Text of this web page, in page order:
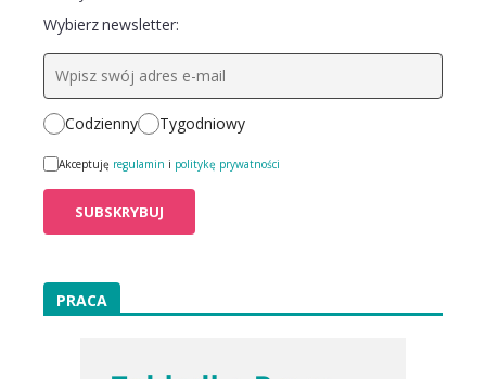
Wybierz newsletter:
Codzienny Tygodniowy
Akceptuję regulamin i politykę prywatności
PRACA